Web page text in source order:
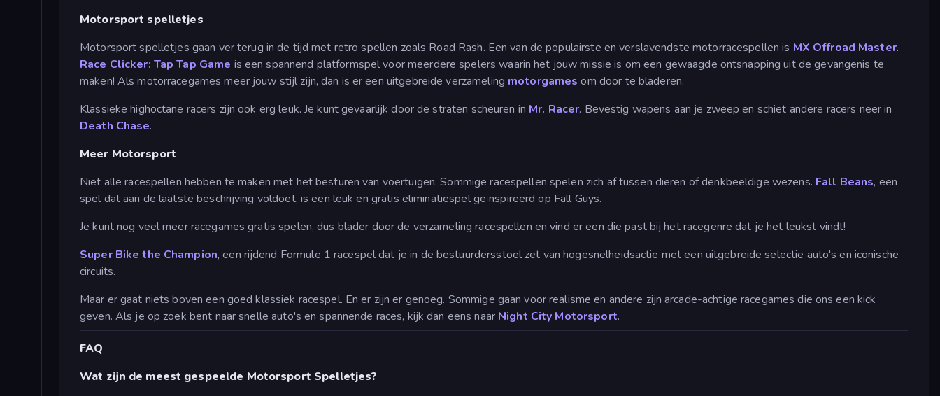
Motorsport spelletjes
Motorsport spelletjes gaan ver terug in de tijd met retro spellen zoals Road Rash. Een van de populairste en verslavendste motorracespellen is MX Offroad Master.
Race Clicker: Tap Tap Game is een spannend platformspel voor meerdere spelers waarin het jouw missie is om een gewaagde ontsnapping uit de gevangenis te
maken! Als motorracegames meer jouw stijl zijn, dan is er een uitgebreide verzameling motorgames om door te bladeren.
Klassieke highoctane racers zijn ook erg leuk. Je kunt gevaarlijk door de straten scheuren in Mr. Racer. Bevestig wapens aan je zweep en schiet andere racers neer in
Death Chase.
Meer Motorsport
Niet alle racespellen hebben te maken met het besturen van voertuigen. Sommige racespellen spelen zich af tussen dieren of denkbeeldige wezens. Fall Beans, een
spel dat aan de laatste beschrijving voldoet, is een leuk en gratis eliminatiespel geïnspireerd op Fall Guys.
Je kunt nog veel meer racegames gratis spelen, dus blader door de verzameling racespellen en vind er een die past bij het racegenre dat je het leukst vindt!
Super Bike the Champion, een rijdend Formule 1 racespel dat je in de bestuurdersstoel zet van hogesnelheidsactie met een uitgebreide selectie auto's en iconische
circuits.
Maar er gaat niets boven een goed klassiek racespel. En er zijn er genoeg. Sommige gaan voor realisme en andere zijn arcade-achtige racegames die ons een kick
geven. Als je op zoek bent naar snelle auto's en spannende races, kijk dan eens naar Night City Motorsport.
FAQ
Wat zijn de meest gespeelde Motorsport Spelletjes?